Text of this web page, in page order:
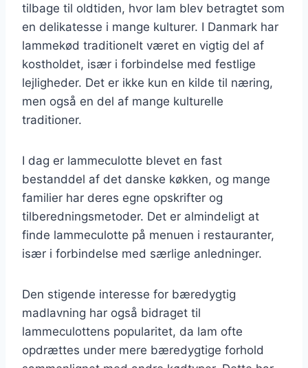
tilbage til oldtiden, hvor lam blev betragtet som
en delikatesse i mange kulturer. I Danmark har
lammekød traditionelt været en vigtig del af
kostholdet, især i forbindelse med festlige
lejligheder. Det er ikke kun en kilde til næring,
men også en del af mange kulturelle
traditioner.
I dag er lammeculotte blevet en fast
bestanddel af det danske køkken, og mange
familier har deres egne opskrifter og
tilberedningsmetoder. Det er almindeligt at
finde lammeculotte på menuen i restauranter,
især i forbindelse med særlige anledninger.
Den stigende interesse for bæredygtig
madlavning har også bidraget til
lammeculottens popularitet, da lam ofte
opdrættes under mere bæredygtige forhold